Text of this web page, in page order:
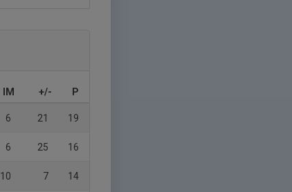
IM +/- P
6 21 19
6 25 16
10 7 14